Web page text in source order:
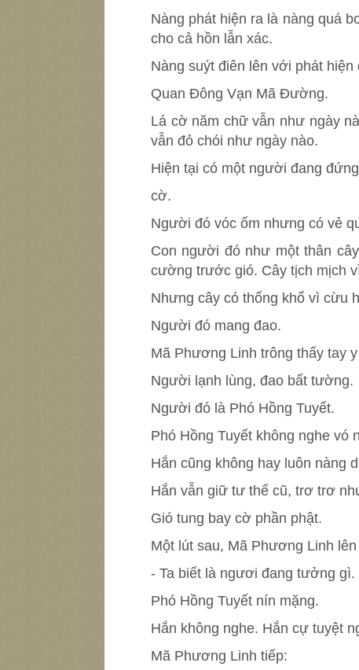
Nàng phát hiện ra là nàng quá
cho cả hồn lẫn xác.
Nàng suýt điên lên với phát hiện
Quan Đông Vạn Mã Đường.
Lá cờ năm chữ vẫn như ngày
vẫn đỏ chói như ngày nào.
Hiện tại có một người đang
cờ.
Người đó vóc ốm nhưng có vẻ
Con người đó như một thân
cường trước gió. Cây tịch mịch
Nhưng cây có thống khổ vì cừu
Người đó mang đao.
Mã Phương Linh trông thấy tay
Người lạnh lùng, đao bất tường.
Người đó là Phó Hồng Tuyết.
Phó Hồng Tuyết không nghe vó
Hắn cũng không hay luôn nàng
Hắn vẫn giữ tư thế cũ, trơ trơ
Gió tung bay cờ phần phật.
Một lút sau, Mã Phương Linh lên
- Ta biết là ngươi đang tưởng gì.
Phó Hồng Tuyết nín mặng.
Hắn không nghe. Hắn cự tuyệt
Mã Phương Linh tiếp: